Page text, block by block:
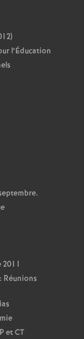
l’Éducation
Réunions
et CT